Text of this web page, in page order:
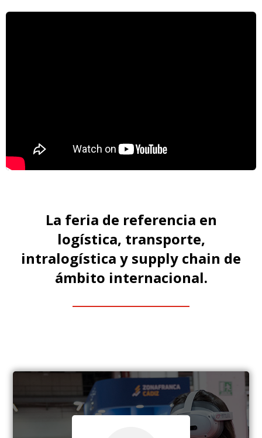
La feria de referencia en
logística, transporte,
intralogística y supply chain de
ámbito internacional.